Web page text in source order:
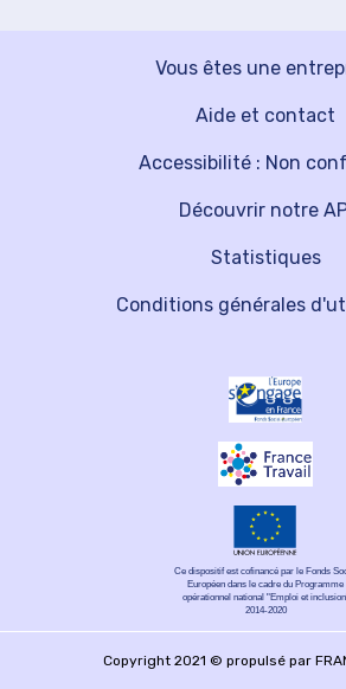
Vous êtes une
Découvrir notre
Aide et contact
Statistiques
Accessibilité : Non
Conditions générales
Ce dispositif est cofinancé par le Fonds
Européen dans le cadre du Programme
opérationnel national "Emploi et
2014-2020
Copyright 2021 © propulsé par